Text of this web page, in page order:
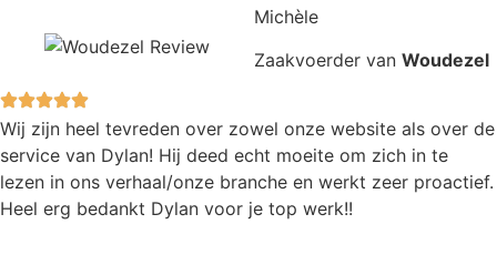
Michèle
Zaakvoerder van Woudezel
Wij zijn heel tevreden over zowel onze website als over de
service van Dylan! Hij deed echt moeite om zich in te
lezen in ons verhaal/onze branche en werkt zeer proactief.
Heel erg bedankt Dylan voor je top werk!!